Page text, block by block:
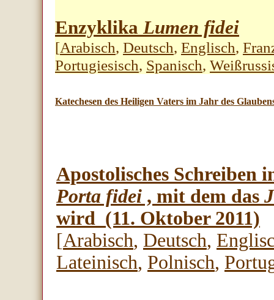
EnzyklikaLumen fidei
[Arabisch, Deutsch, Englisch,
Portugiesisch, Spanisch,
Katechesen des Heiligen Vaters im Jahr des
Apostolisches
Porta fidei , mit dem das
wird (11. Oktober 2011)
[Arabisch, Deutsch,
Lateinisch, Polnisch,